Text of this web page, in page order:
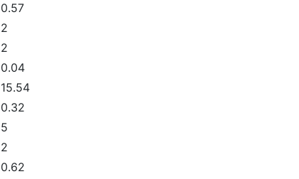
0.57
2
2
0.04
15.54
0.32
5
2
0.62